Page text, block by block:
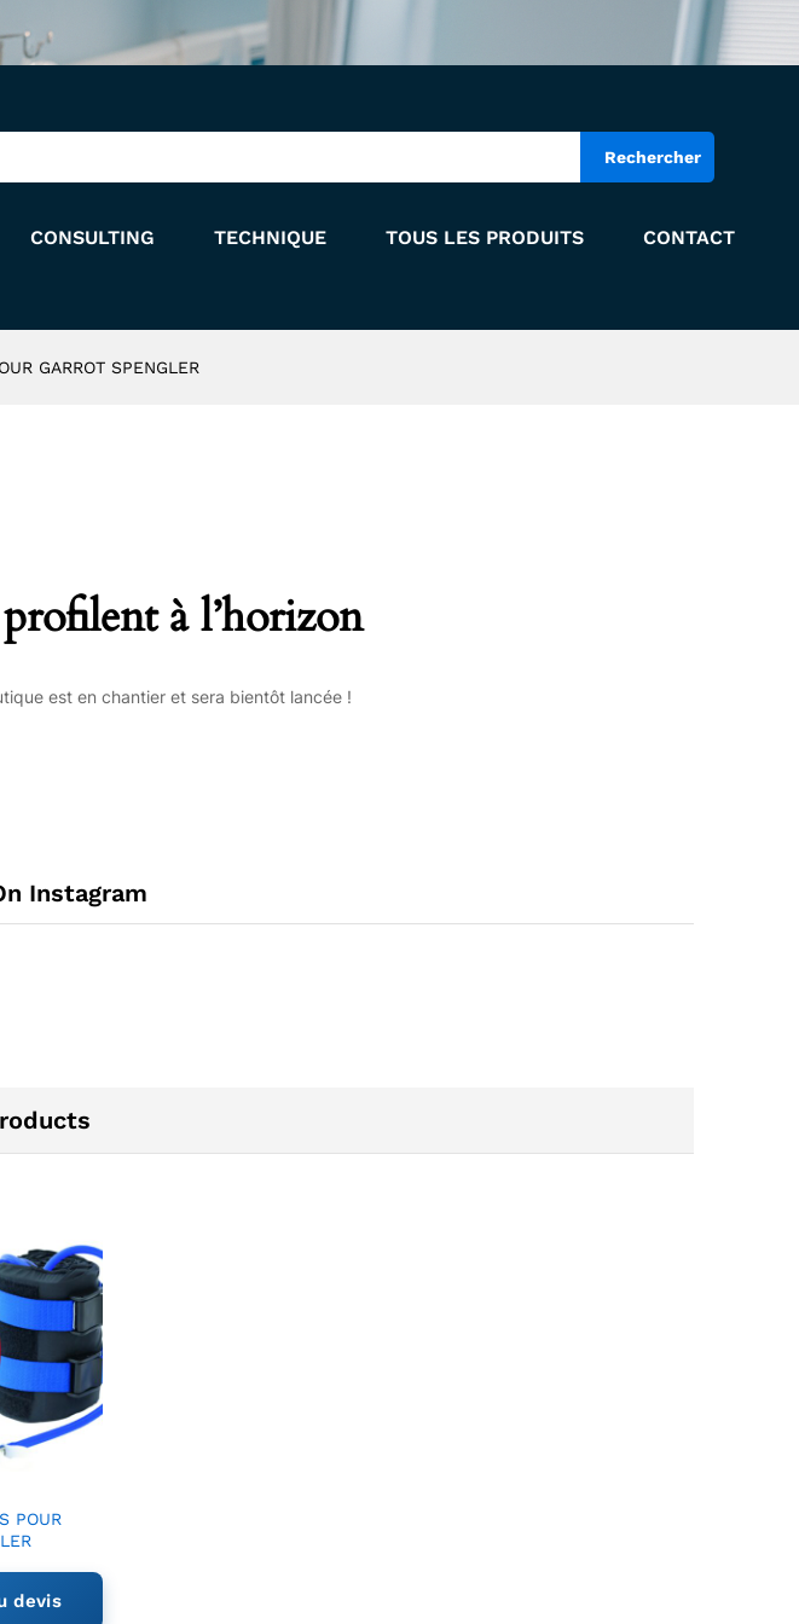
Rechercher
CONSULTING TECHNIQUE TOUS LES PRODUITS CONTACT
GARROT SPENGLER
à l’horizon
est en chantier et sera bientôt lancée !
Instagram
POUR
devis